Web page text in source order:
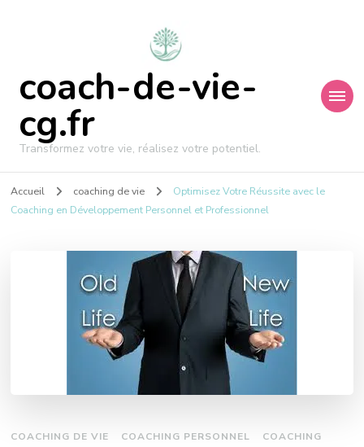
coach-de-vie-
cg.fr
Transformez votre vie, réalisez votre potentiel.
Accueil coaching de vie
Optimisez Votre Réussite avec le
Coaching en Développement Personnel et Professionnel
COACHING DE VIE COACHING PERSONNEL
COACHING